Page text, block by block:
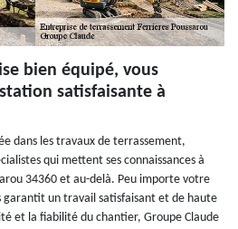
bien équipé, vous
satisfaisante à
dans les travaux de terrassement,
qui mettent ses connaissances à
34360 et au-delà. Peu importe votre
garantit un travail satisfaisant et de haute
et la fiabilité du chantier, Groupe Claude